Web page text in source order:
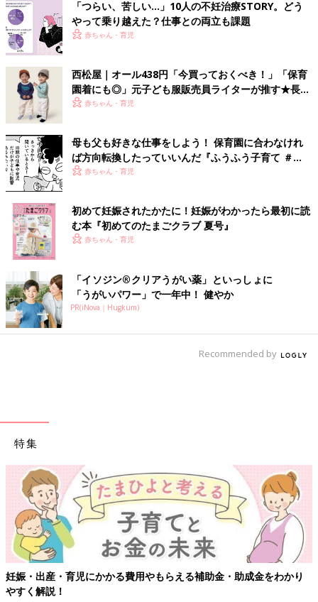
「つらい、苦しい…」10人の不妊治療STORY。どう
やって乗り越えた？仕事との両立も課題
赤ちゃん・育児
西松屋｜オール438円「今買っておくべき！」「保育
園着にも◎」元子ども服販売員ライターが推す★長袖
Tシャツ5選
赤ちゃん・育児
母も父も好きな仕事をしよう！ 保育園に合わなけれ
ば方向転換したっていいんだ『ふうふう子育て ＃
61』赤ちゃん・育児
初めて妊娠されたかたに！妊娠がわかったら最初に読
む本『初めてのたまごクラブ 夏号』
赤ちゃん・育児
「イソジン®クリアうがい薬」といっしょに
「うがいパワー」で一年中！ 健やか
PR(iNova｜Hugkum)
Recommended by
特集
妊娠・出産・育児にかかる費用やもらえる補助金・助成金をわかり
やすく解説！